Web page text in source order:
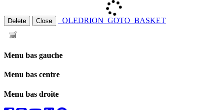
Delete Close _OLEDRION_GOTO_BASKET
Menu bas gauche
Menu bas centre
Menu bas droite